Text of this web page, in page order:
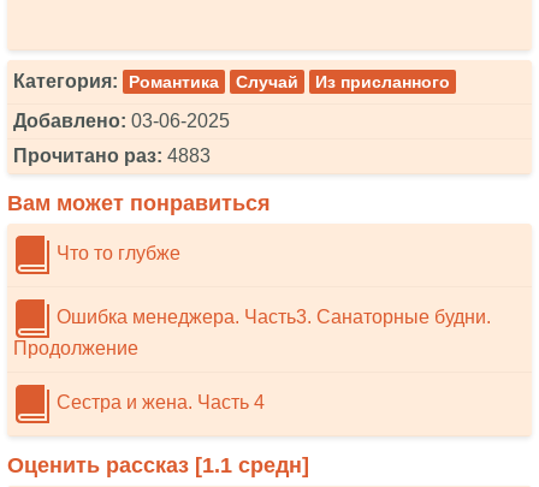
Категория: Романтика Случай Из присланного
Добавлено: 03-06-2025
Прочитано раз: 4883
Вам может понравиться
Что то глубже
Ошибка менеджера. Часть3. Санаторные будни.
Продолжение
Сестра и жена. Часть 4
Оценить рассказ [1.1 средн]